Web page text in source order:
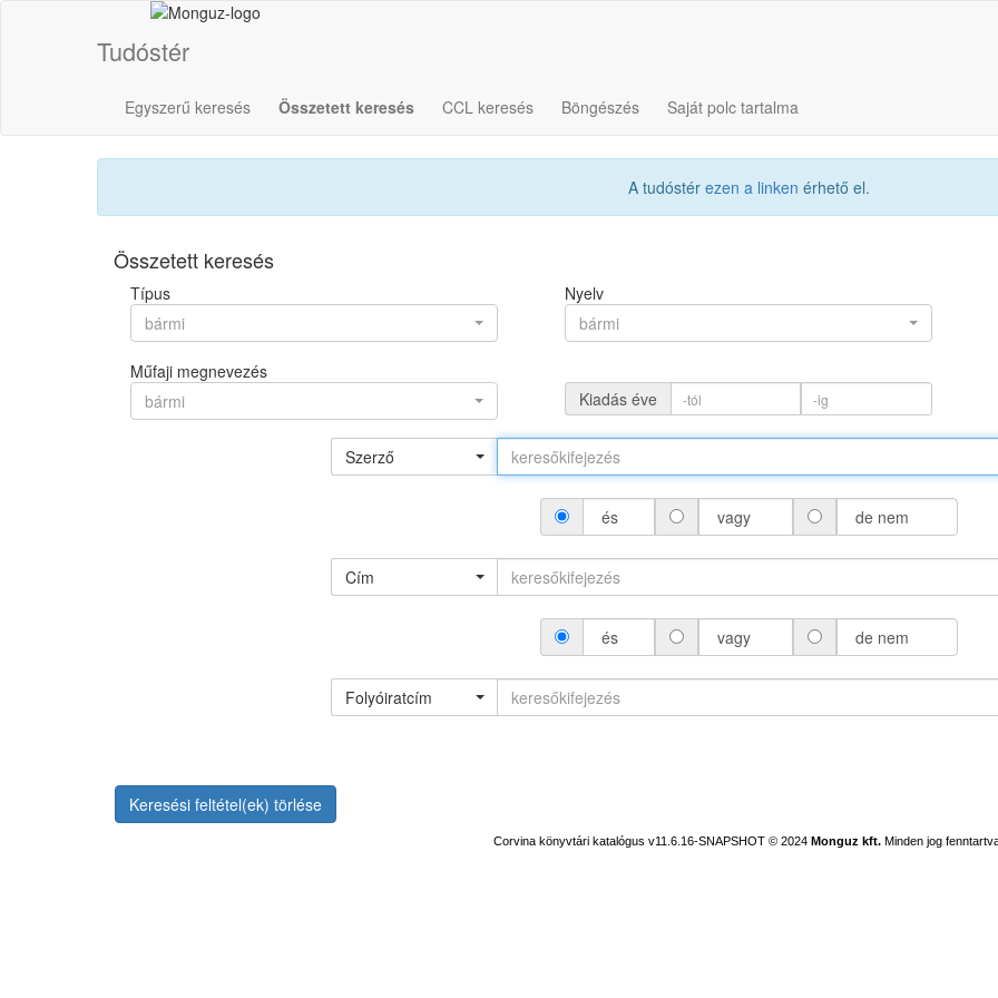
Tudóstér
Egyszerű keresés Összetett keresés CCL keresés Böngészés Saját polc tartalma
A tudóstér ezen a linken érhető el.
Összetett keresés
Típus
bármi
Nyelv
bármi
Műfaji megnevezés
bármi
Kiadás éve
Szerző
és vagy de nem
Cím
és vagy de nem
Folyóiratcím
Keresési feltétel(ek) törlése
Corvina könyvtári katalógus v11.6.16-SNAPSHOT © 2024 Monguz kft. Minden jog